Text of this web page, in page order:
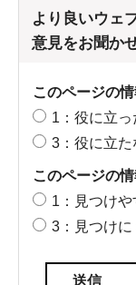
より良いウェ
意見をお聞か
このページの
1：役に立っ
3：役に立た
このページの
1：見つけや
3：見つけに